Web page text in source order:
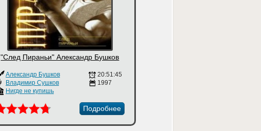
"След Пираньи" Александр Бушков
Александр Бушков
Владимир Сушков
Нигде не купишь
20:51:45
1997
Подробнее